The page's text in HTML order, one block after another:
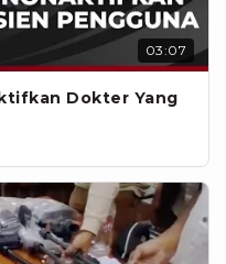
03:07
Dokter Yang